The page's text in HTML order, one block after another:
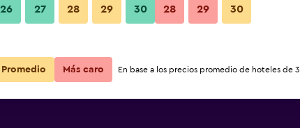
Ver precios
26 27 28 29 30 28 29 30
Promedio Más caro En base a los precios promedio de hoteles de